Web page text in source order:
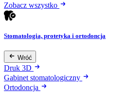
Zobacz wszystko
Stomatologia, protetyka i ortodoncja
Wróć
Druk 3D
Gabinet stomatologiczny
Ortodoncja